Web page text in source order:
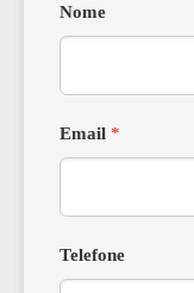
Nome
Email *
Telefone